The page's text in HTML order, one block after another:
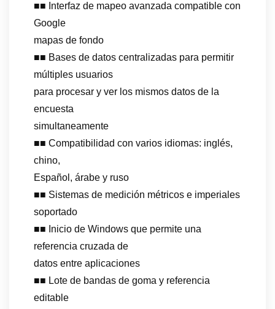
■■ Interfaz de mapeo avanzada compatible con
Google
mapas de fondo
■■ Bases de datos centralizadas para permitir
múltiples usuarios
para procesar y ver los mismos datos de la
encuesta
simultaneamente
■■ Compatibilidad con varios idiomas: inglés,
chino,
Español, árabe y ruso
■■ Sistemas de medición métricos e imperiales
soportado
■■ Inicio de Windows que permite una
referencia cruzada de
datos entre aplicaciones
■■ Lote de bandas de goma y referencia
editable